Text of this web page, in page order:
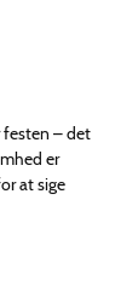
festen – det
er
at sige